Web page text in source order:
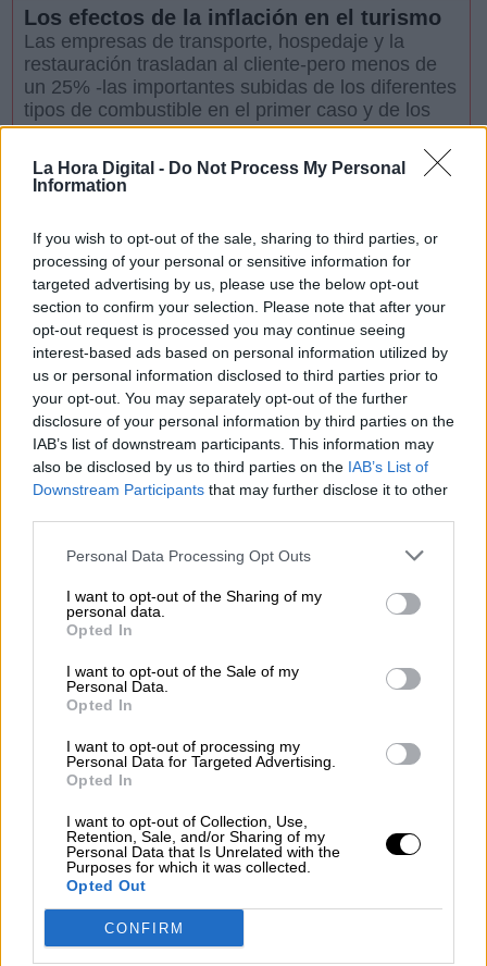
La Hora Digital - Do Not Process My Personal
Information
If you wish to opt-out of the sale, sharing to third parties, or
processing of your personal or sensitive information for
targeted advertising by us, please use the below opt-out
section to confirm your selection. Please note that after your
opt-out request is processed you may continue seeing
interest-based ads based on personal information utilized by
us or personal information disclosed to third parties prior to
your opt-out. You may separately opt-out of the further
disclosure of your personal information by third parties on the
IAB’s list of downstream participants. This information may
also be disclosed by us to third parties on the IAB’s List of
Downstream Participants that may further disclose it to other
Personal Data Processing Opt Outs
I want to opt-out of the Sharing of my
personal data.
Opted In
I want to opt-out of the Sale of my
Personal Data.
Opted In
I want to opt-out of processing my
Personal Data for Targeted Advertising.
Opted In
I want to opt-out of Collection, Use,
Retention, Sale, and/or Sharing of my
Personal Data that Is Unrelated with the
Purposes for which it was collected.
Opted Out
CONFIRM
Los efectos de la inflación en el turismo
Las empresas de transporte, hospedaje y la
restauración trasladan al cliente-pero menos de
un 25% -las importantes subidas de los diferentes
tipos de combustible en el primer caso y de los
productos a...
2/7 2022
El Trilema Cartagenero
especialmente en el de la comarca del campo de
Cartagena los 3 elementos que no pueden
convivir plenamente son: la agricultura intensiva,
el turismo de masas y el m...
30/6 2022
Sanlúcar de Barrameda, un lujo por
descubrir
En el estuario del Guadalquivir donde se juntan
las aguas del mar con las fluviales , la bondad de
las temperaturas y los vientos cambiantes de
poniente y de levante, han creado el ecosistema
en el...
23/6 2022
funciona bien
Luego vienen las informaciones negativas. Desde
turística ha habido caos en diversos aeropuertos
tanto de salida como de llegada. En España la
13/6 2022
La nueva temporada de Borgen no está a
la altura de las anteriores
Como la inmensa isla depende de Dinamarca en
política exterior y de defensa y sus 56.000
habitantes de los subsidios llegados de
Copenhague, tuvieron que contar con el apoyo
del gobierno danés para to...